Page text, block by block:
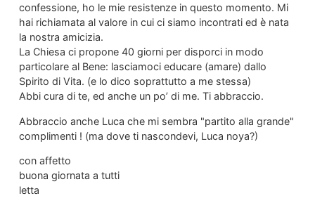
confessione, ho le mie resistenze in questo momento. Mi
hai richiamata al valore in cui ci siamo incontrati ed è nata
la nostra amicizia.
La Chiesa ci propone 40 giorni per disporci in modo
particolare al Bene: lasciamoci educare (amare) dallo
Spirito di Vita. (e lo dico soprattutto a me stessa)
Abbi cura di te, ed anche un po’ di me. Ti abbraccio.
Abbraccio anche Luca che mi sembra "partito alla grande"
complimenti ! (ma dove ti nascondevi, Luca noya?)
con affetto
buona giornata a tutti
letta